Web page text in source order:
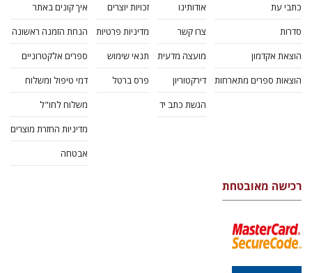
כתבי עת
סדרות
הוצאת אקדמון
הוצאות ספרים מתארחות
אודותינו
צרו קשר
מועצה מדעית
דירקטוריון
הגשת כתב יד
זכויות יוצרים
מדיניות פרטיות
תנאי שימוש
פרס ברטל
איך קונים באתר
הנחת הזמנה ראשונה
ספרים אלקטרוניים
דמי טיפול ומשלוח
משלוח לחו"ל
מדיניות החזרת מוצרים
אבטחה
רכישה מאובטחת